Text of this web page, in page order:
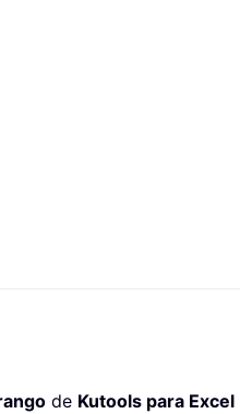
de Kutools para Excel